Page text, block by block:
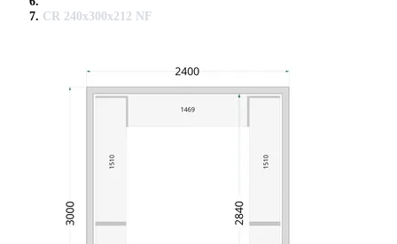
CR 240x300x212 NF